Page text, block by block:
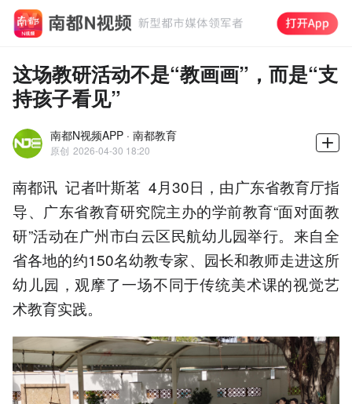
这场教研活动不是“教画画”，而是“支
持孩子看见”
南都N视频APP · 南都教育
原创 2026-04-30 18:20
南都讯 记者叶斯茗 4月30日，由广东省教育厅指
导、广东省教育研究院主办的学前教育“面对面教
研”活动在广州市白云区民航幼儿园举行。来自全
省各地的约150名幼教专家、园长和教师走进这所
幼儿园，观摩了一场不同于传统美术课的视觉艺
术教育实践。